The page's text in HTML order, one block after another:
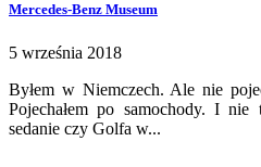
Mercedes-Benz Museum
5 września 2018
Byłem w Niemczech. Ale nie
Pojechałem po samochody. I
sedanie czy Golfa w...